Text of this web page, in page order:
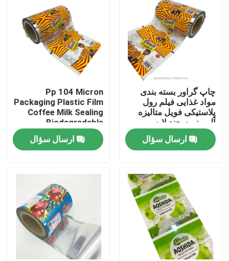
محصولات
دربارهی ما
کارخانه تور
کنترل کیفیت
تماس با ما
اخبار
چاپ گراور بسته بندی
مواد غذایی فیلم رول
پلاستیکی فویل متالیزه
آلومینیوم چند لایه
ارسال سؤال
Pp 104 Micron
Packaging Plastic Film
Coffee Milk Sealing
Biodegradable
ارسال سؤال